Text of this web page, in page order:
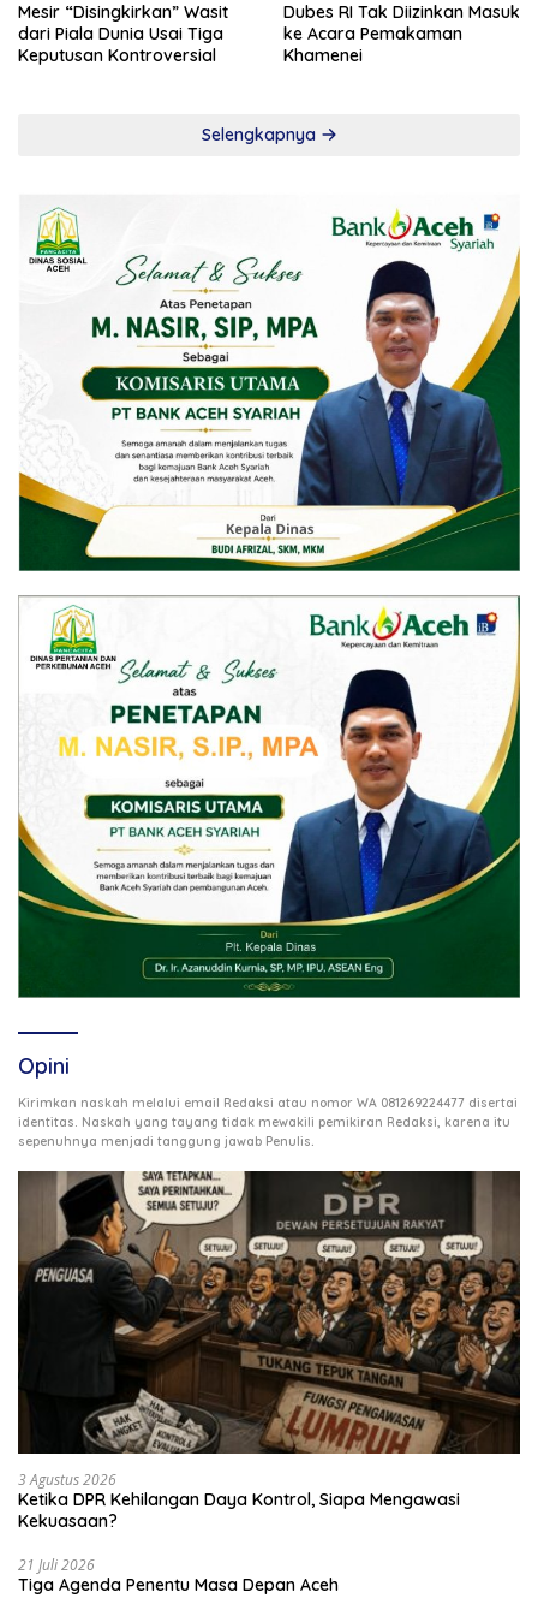
Mesir “Disingkirkan” Wasit
dari Piala Dunia Usai Tiga
Keputusan Kontroversial
Dubes RI Tak Diizinkan Masuk
ke Acara Pemakaman
Khamenei
Selengkapnya
Opini
Kirimkan naskah melalui email Redaksi atau nomor WA 081269224477 disertai
identitas. Naskah yang tayang tidak mewakili pemikiran Redaksi, karena itu
sepenuhnya menjadi tanggung jawab Penulis
3 Agustus 2026
Ketika DPR Kehilangan Daya Kontrol, Siapa Mengawasi
Kekuasaan?
21 Juli 2026
Tiga Agenda Penentu Masa Depan Aceh